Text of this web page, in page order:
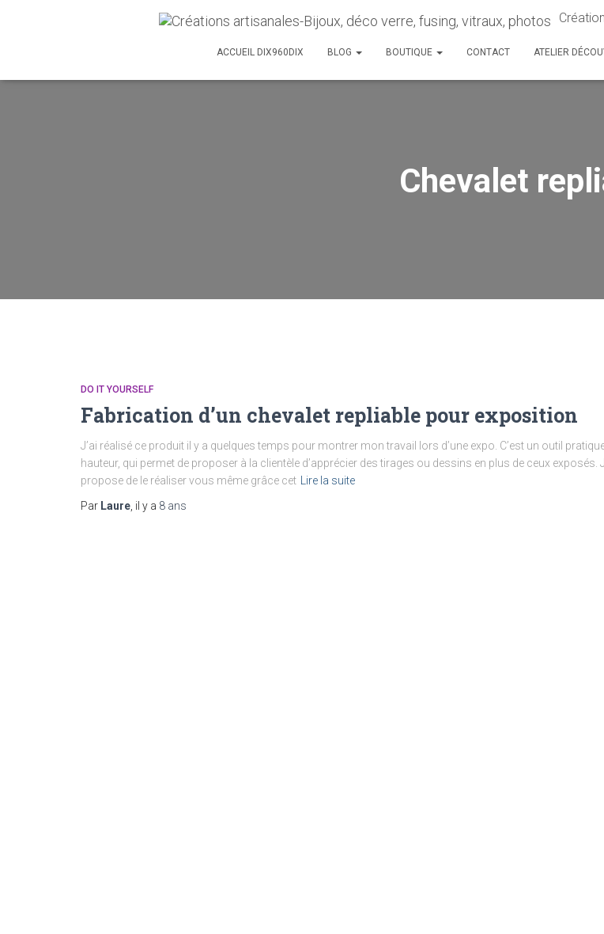
ACCUEIL DIX960DIX BLOG BOUTIQUE CONTACT ATELIER
Chevalet
DO IT YOURSELF
Fabrication d’un chevalet repliable pour exposition
J’ai réalisé ce produit il y a quelques temps pour montrer mon travail lors d’une expo. C’est un outil
hauteur, qui permet de proposer à la clientèle d’apprécier des tirages ou dessins en plus de ceux exposés.
propose de le réaliser vous même grâce cet
Lire la suite
Par Laure , il y a 8 ans